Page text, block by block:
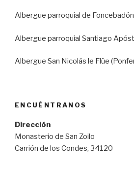
Albergue parroquial de
Albergue parroquial Santiago
Albergue San Nicolás le Flüe
ENCUÉNTRANOS
Dirección
Monasterio de San Zoilo
Carrión de los Condes, 34120